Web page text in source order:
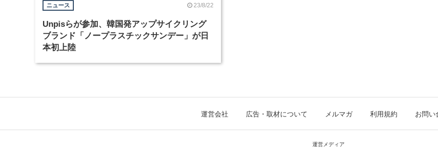
ニュース 23/8/22
Unpisらが参加、韓国発アップサイクリング
ブランド「ノープラスチックサンデー」が日
本初上陸
運営会社 広告・取材について メルマガ 利用規約 お問い
運営メディア